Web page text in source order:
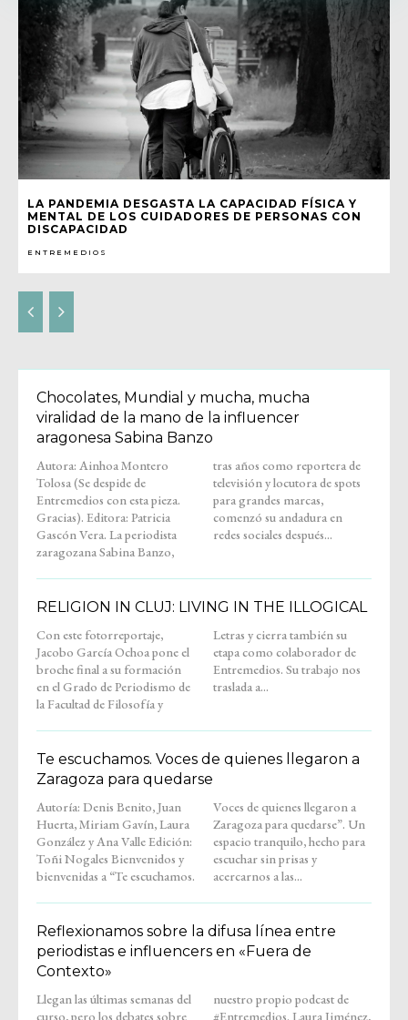
LA PANDEMIA DESGASTA LA CAPACIDAD FÍSICA Y
MENTAL DE LOS CUIDADORES DE PERSONAS CON
DISCAPACIDAD
ENTREMEDIOS
Chocolates, Mundial y mucha, mucha
viralidad de la mano de la influencer
aragonesa Sabina Banzo
Autora: Ainhoa Montero
Tolosa (Se despide de
Entremedios con esta pieza.
Gracias). Editora: Patricia
Gascón Vera. La periodista
zaragozana Sabina Banzo,
tras años como reportera de
televisión y locutora de spots
para grandes marcas,
comenzó su andadura en
redes sociales después...
RELIGION IN CLUJ: LIVING IN THE ILLOGICAL
Con este fotorreportaje,
Jacobo García Ochoa pone el
broche final a su formación
en el Grado de Periodismo de
la Facultad de Filosofía y
Letras y cierra también su
etapa como colaborador de
Entremedios. Su trabajo nos
traslada a...
Te escuchamos. Voces de quienes llegaron a
Zaragoza para quedarse
Autoría: Denis Benito, Juan
Huerta, Miriam Gavín, Laura
González y Ana Valle Edición:
Toñi Nogales Bienvenidos y
bienvenidas a “Te escuchamos.
Voces de quienes llegaron a
Zaragoza para quedarse”. Un
espacio tranquilo, hecho para
escuchar sin prisas y
acercarnos a las...
Reflexionamos sobre la difusa línea entre
periodistas e influencers en «Fuera de
Contexto»
Llegan las últimas semanas del
curso, pero los debates sobre
nuestro propio podcast de
#Entremedios. Laura Jiménez,